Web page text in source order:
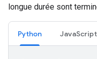
longue durée sont
Python JavaScript